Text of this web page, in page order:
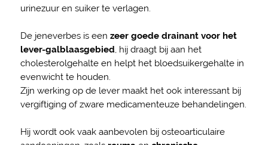
urinezuur en suiker te verlagen.
De jeneverbes is een zeer goede drainant voor het
lever-galblaasgebied , hij draagt bij aan het
cholesterolgehalte en helpt het bloedsuikergehalte in
evenwicht te houden.
Zijn werking op de lever maakt het ook interessant bij
vergiftiging of zware medicamenteuze behandelingen.
Hij wordt ook vaak aanbevolen bij osteoarticulaire